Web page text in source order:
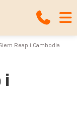
Reap i Cambodia
i